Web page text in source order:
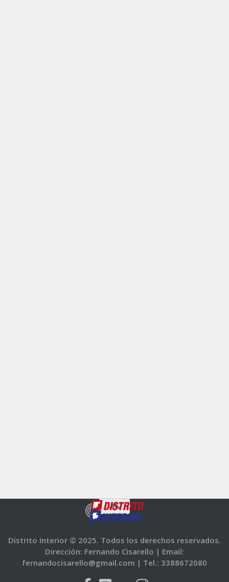
Distrito Interior © 2025. Todos los derechos reservados.
Dirección: Fernando Cisarello | Email:
fernandocisarello@gmail.com | Tel.: 3388672080